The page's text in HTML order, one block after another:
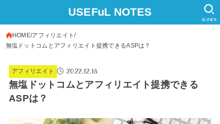
USEFuL NOTES
SEARCH
HOME アフィリエイト
無塩ドットコムとアフィリエイト提携できるASPは？
アフィリエイト 2022.12.18
無塩ドットコムとアフィリエイト提携できる
ASPは？